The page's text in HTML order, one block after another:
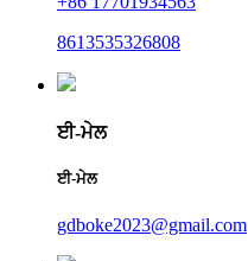
8613535326808
ਈ-ਮੇਲ
ਈ-ਮੇਲ
gdboke2023@gmail.com